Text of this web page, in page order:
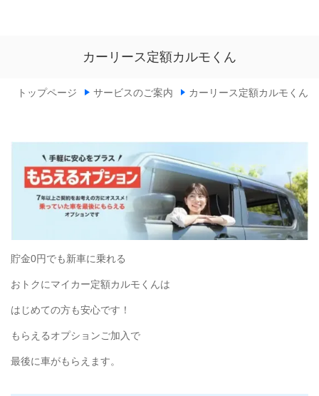
カーリース定額カルモくん
トップページ サービスのご案内 カーリース定額カルモくん
貯金0円でも新車に乗れる
おトクにマイカー定額カルモくんは
はじめての方も安心です！
もらえるオプションご加入で
最後に車がもらえます。